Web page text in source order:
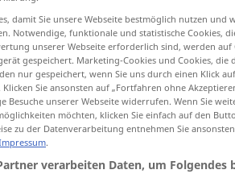
verstorben LIT → siehe „
damit Sie unsere Webseite bestmöglich nutzen und
Notwendige, funktionale und statistische Cookies,
unserer Webseite erforderlich sind, werden
gespeichert. Marketing-Cookies und Cookies,
nur gespeichert, wenn Sie uns durch einen Klick
Klicken Sie ansonsten auf „Fortfahren ohne
Besuche unserer Webseite widerrufen. Wenn Sie
möchten, klicken Sie einfach auf den
zu der Datenverarbeitung entnehmen Sie
.
verarbeiten Daten, um Folgendes